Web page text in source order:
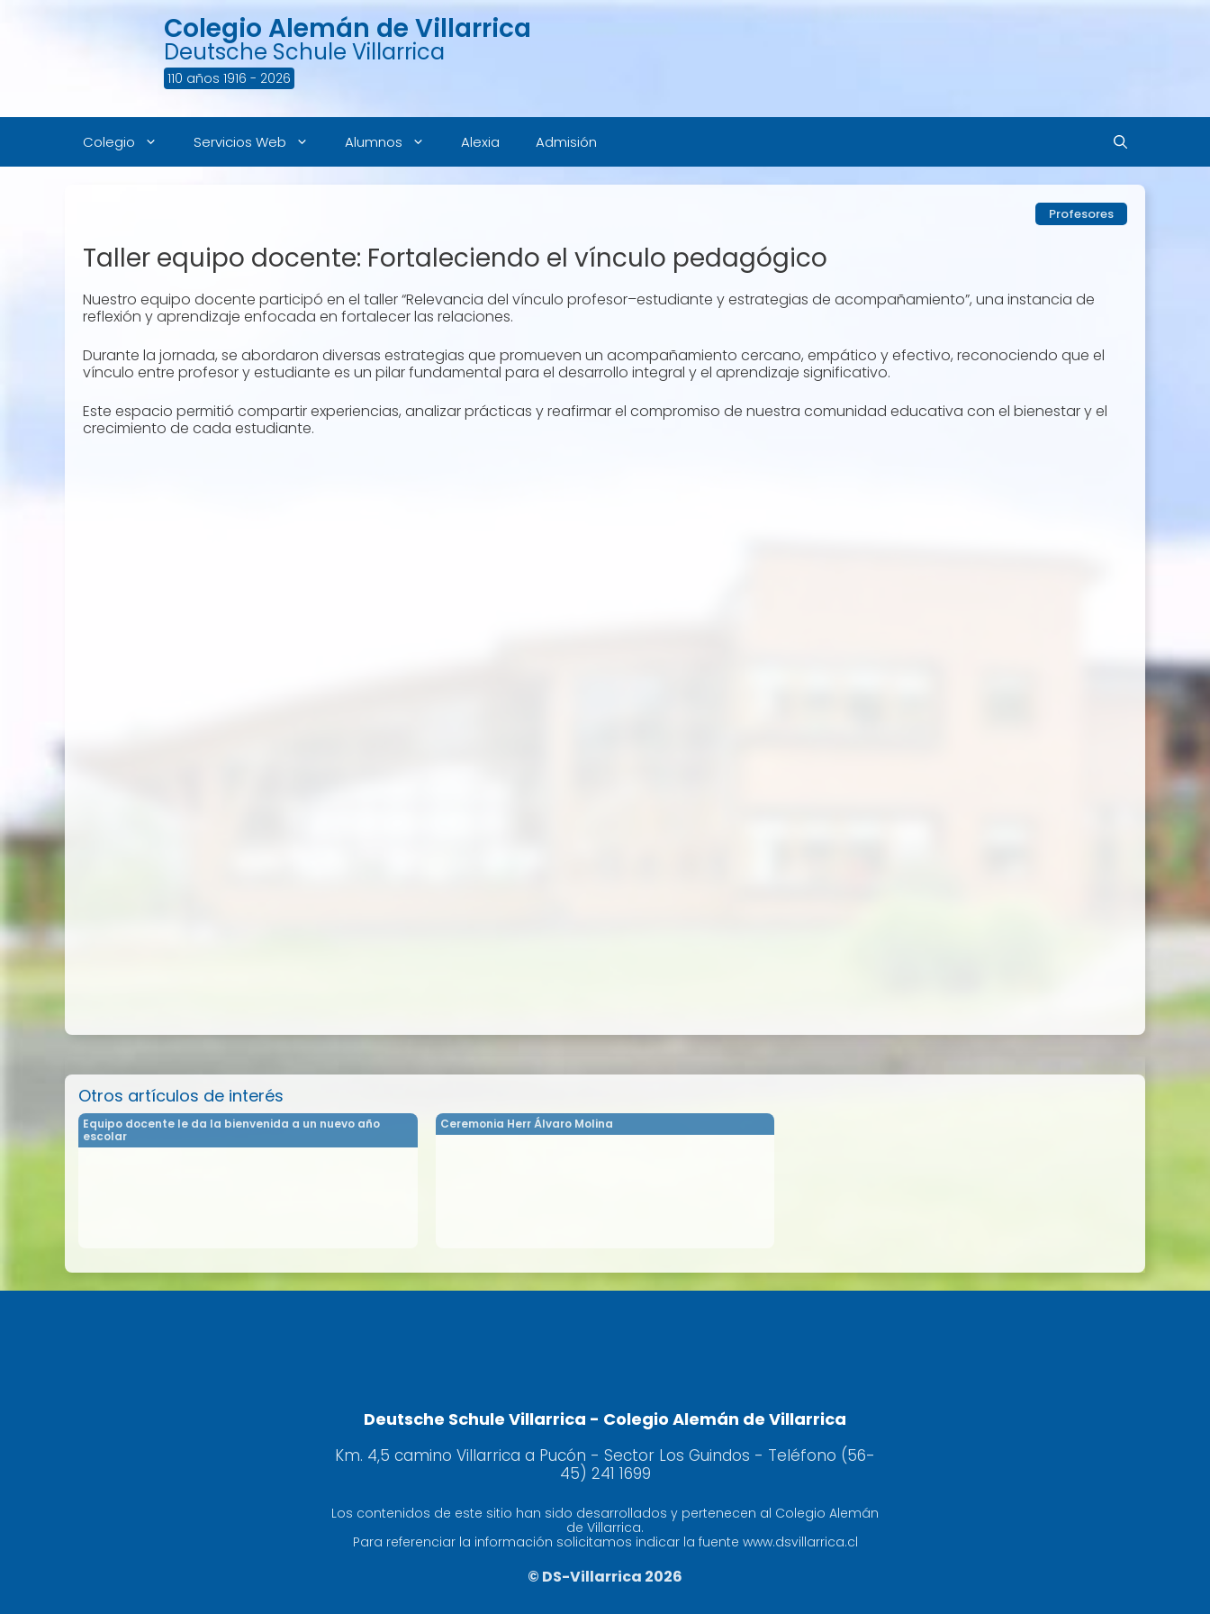
Colegio Alemán de Villarrica
Deutsche Schule Villarrica
110 años 1916 - 2026
Colegio Servicios Web Alumnos Alexia Admisión
Profesores
Taller equipo docente: Fortaleciendo el vínculo pedagógico
Nuestro equipo docente participó en el taller “Relevancia del vínculo profesor–estudiante y estrategias de acompañamiento”, una instancia de
reflexión y aprendizaje enfocada en fortalecer las relaciones.
Durante la jornada, se abordaron diversas estrategias que promueven un acompañamiento cercano, empático y efectivo, reconociendo que el
vínculo entre profesor y estudiante es un pilar fundamental para el desarrollo integral y el aprendizaje significativo.
Este espacio permitió compartir experiencias, analizar prácticas y reafirmar el compromiso de nuestra comunidad educativa con el bienestar y el
crecimiento de cada estudiante.
Otros artículos de interés
Equipo docente le da la bienvenida a un nuevo año
escolar
Ceremonia Herr Álvaro Molina
Deutsche Schule Villarrica - Colegio Alemán de Villarrica
Km. 4,5 camino Villarrica a Pucón - Sector Los Guindos - Teléfono (56-
45) 241 1699
Los contenidos de este sitio han sido desarrollados y pertenecen al Colegio Alemán
de Villarrica.
Para referenciar la información solicitamos indicar la fuente www.dsvillarrica.cl
© DS-Villarrica 2026